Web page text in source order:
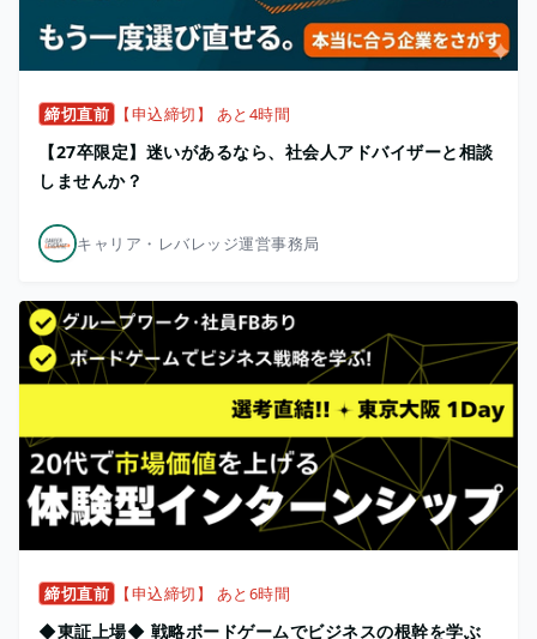
締切直前 【申込締切】 あと4時間
【27卒限定】迷いがあるなら、社会人アドバイザーと相談
しませんか？
キャリア・レバレッジ運営事務局
締切直前 【申込締切】 あと6時間
◆東証上場◆ 戦略ボードゲームでビジネスの根幹を学ぶ